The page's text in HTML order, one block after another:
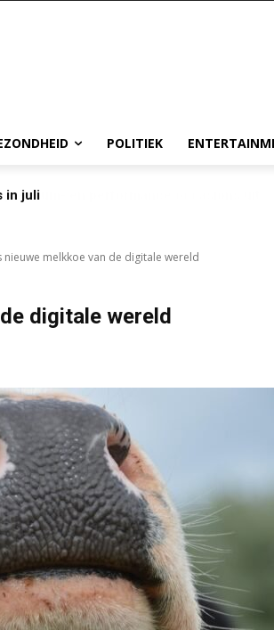
POLITIEK
in juli
nieuwe melkkoe van de digitale wereld
digitale wereld